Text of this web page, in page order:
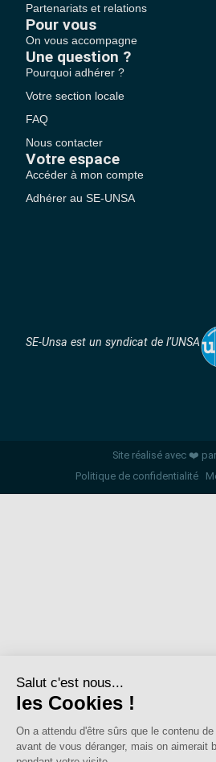
Partenariats et relations
Pour vous
On vous accompagne
Une question ?
Pourquoi adhérer ?
Votre section locale
FAQ
Nous contacter
Votre espace
Accéder à mon compte
Adhérer au SE-UNSA
SE-Unsa est un syndicat de l’UNSA
Site réalisé avec ❤️ par
Politique de confidentialité